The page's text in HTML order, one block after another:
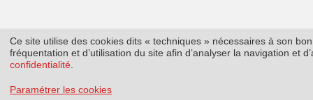
Ce site utilise des cookies dits « techniques » nécessaires à son
fréquentation et d’utilisation du site afin d’analyser la navigation et
confidentialité
Paramétrer les cookies